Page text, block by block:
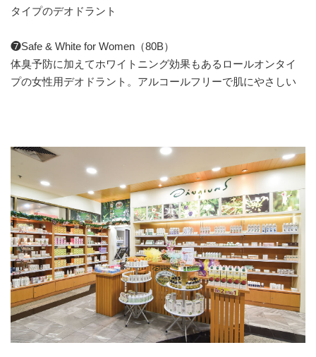
タイプのデオドラント
❼Safe & White for Women（80B）
体臭予防に加えてホワイトニング効果もあるロールオンタイ
プの女性用デオドラント。アルコールフリーで肌にやさしい